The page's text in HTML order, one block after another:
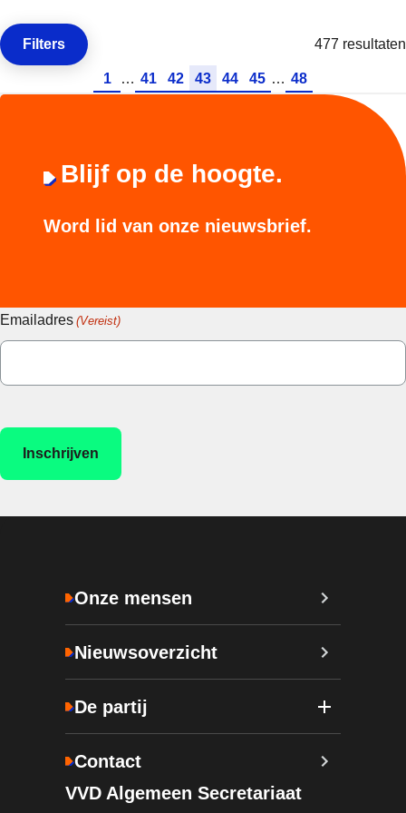
Open de
Filters
477 resultaten
Ga naar pagina
1 … Ga naar pagina
41 Ga naar pagina
42 Ga naar pagina
43 Ga naar pagina
44 Ga naar pagina
45 … Ga naar pagina
48
Blijf op de hoogte.
Word lid van onze nieuwsbrief.
Emailadres (Vereist)
Onze mensen
Nieuwsoverzicht
De partij
Contact
VVD Algemeen Secretariaat